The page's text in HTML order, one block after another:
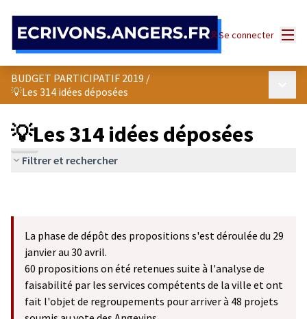
Se connecter
BUDGET PARTICIPATIF 2019 /
💡Les 314 idées déposées
💡Les 314 idées déposées
Filtrer et rechercher
La phase de dépôt des propositions s'est déroulée du 29
janvier au 30 avril.
60 propositions on été retenues suite à l'analyse de
faisabilité par les services compétents de la ville et ont
fait l'objet de regroupements pour arriver à 48 projets